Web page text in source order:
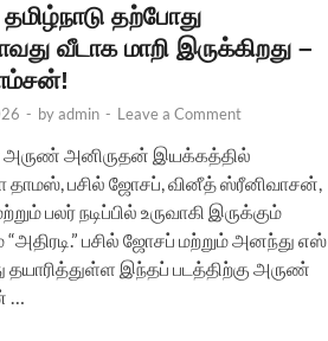
தற்போது
வீடாக மாறி இருக்கிறது –
- byadmin - Leave a Comment
அருண் அனிருதன் இயக்கத்தில்
பசில் ஜோசப், வினீத் ஸ்ரீனிவாசன்,
பலர் நடிப்பில் உருவாகி இருக்கும்
“அதிரடி.” பசில் ஜோசப் மற்றும் அனந்து எஸ்
இந்தப் படத்திற்கு அருண்